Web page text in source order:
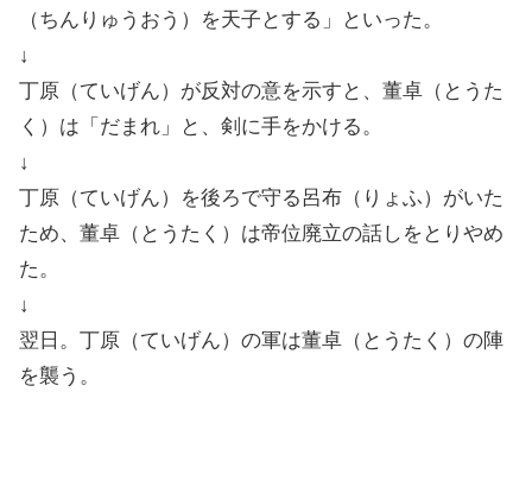
（ちんりゅうおう）を天子とする」といった。
↓
丁原（ていげん）が反対の意を示すと、董卓（とうた
く）は「だまれ」と、剣に手をかける。
↓
丁原（ていげん）を後ろで守る呂布（りょふ）がいた
ため、董卓（とうたく）は帝位廃立の話しをとりやめ
た。
↓
翌日。丁原（ていげん）の軍は董卓（とうたく）の陣
を襲う。